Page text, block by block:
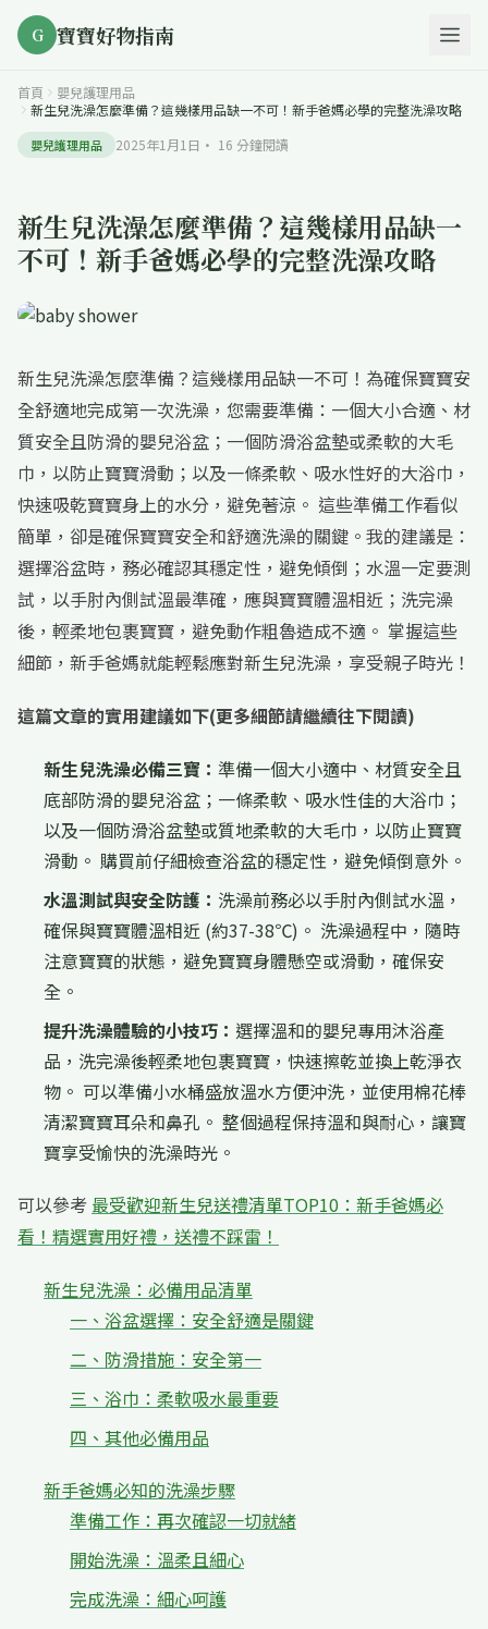
G 寶寶好物指南
首頁
嬰兒護理用品
新生兒洗澡怎麼準備？這幾樣用品缺一不可！新手爸媽必學的完整洗澡攻略
嬰兒護理用品 2025年1月1日 · 16 分鐘閱讀
新生兒洗澡怎麼準備？這幾樣用品缺一
不可！新手爸媽必學的完整洗澡攻略
新生兒洗澡怎麼準備？這幾樣用品缺一不可！為確保寶寶安
全舒適地完成第一次洗澡，您需要準備：一個大小合適、材
質安全且防滑的嬰兒浴盆；一個防滑浴盆墊或柔軟的大毛
巾，以防止寶寶滑動；以及一條柔軟、吸水性好的大浴巾，
快速吸乾寶寶身上的水分，避免著涼。 這些準備工作看似
簡單，卻是確保寶寶安全和舒適洗澡的關鍵。我的建議是：
選擇浴盆時，務必確認其穩定性，避免傾倒；水溫一定要測
試，以手肘內側試溫最準確，應與寶寶體溫相近；洗完澡
後，輕柔地包裹寶寶，避免動作粗魯造成不適。 掌握這些
細節，新手爸媽就能輕鬆應對新生兒洗澡，享受親子時光！
這篇文章的實用建議如下(更多細節請繼續往下閱讀)
新生兒洗澡必備三寶： 準備一個大小適中、材質安全且
底部防滑的嬰兒浴盆；一條柔軟、吸水性佳的大浴巾；
以及一個防滑浴盆墊或質地柔軟的大毛巾，以防止寶寶
滑動。 購買前仔細檢查浴盆的穩定性，避免傾倒意外。
水溫測試與安全防護： 洗澡前務必以手肘內側試水溫，
確保與寶寶體溫相近 (約37-38℃)。 洗澡過程中，隨時
注意寶寶的狀態，避免寶寶身體懸空或滑動，確保安
全。
提升洗澡體驗的小技巧： 選擇溫和的嬰兒專用沐浴產
品，洗完澡後輕柔地包裹寶寶，快速擦乾並換上乾淨衣
物。 可以準備小水桶盛放溫水方便沖洗，並使用棉花棒
清潔寶寶耳朵和鼻孔。 整個過程保持溫和與耐心，讓寶
寶享受愉快的洗澡時光。
可以參考 最受歡迎新生兒送禮清單TOP10：新手爸媽必
看！精選實用好禮，送禮不踩雷！
新生兒洗澡：必備用品清單
一、浴盆選擇：安全舒適是關鍵
二、防滑措施：安全第一
三、浴巾：柔軟吸水最重要
四、其他必備用品
新手爸媽必知的洗澡步驟
準備工作：再次確認一切就緒
開始洗澡：溫柔且細心
完成洗澡：細心呵護